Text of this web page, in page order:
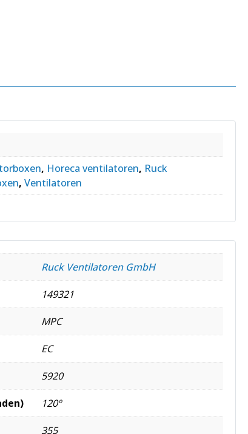
, Horeca ventilatoren, Ruck
, Ventilatoren
Ruck Ventilatoren GmbH
149321
MPC
EC
5920
120º
355